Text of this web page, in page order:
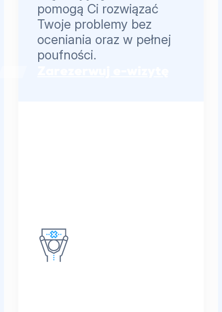
pomogą Ci rozwiązać
Twoje problemy bez
oceniania oraz w pełnej
poufności.